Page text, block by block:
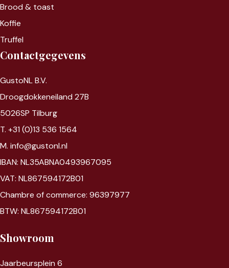
Brood & toast
Koffie
Truffel
Contactgegevens
GustoNL B.V.
Droogdokkeneiland 27B
5026SP Tilburg
T. +31 (0)13 536 1564
M. info@gustonl.nl
IBAN: NL35ABNA0493967095
VAT: NL867594172B01
Chambre of commerce: 96397977
BTW: NL867594172B01
Showroom
Jaarbeursplein 6